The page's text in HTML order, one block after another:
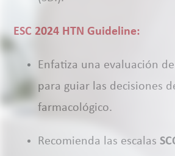
ESC 2024 HTN Guideline:
Enfatiza una evaluación
para guiar las decisiones
farmacológico.
Recomienda las escalas